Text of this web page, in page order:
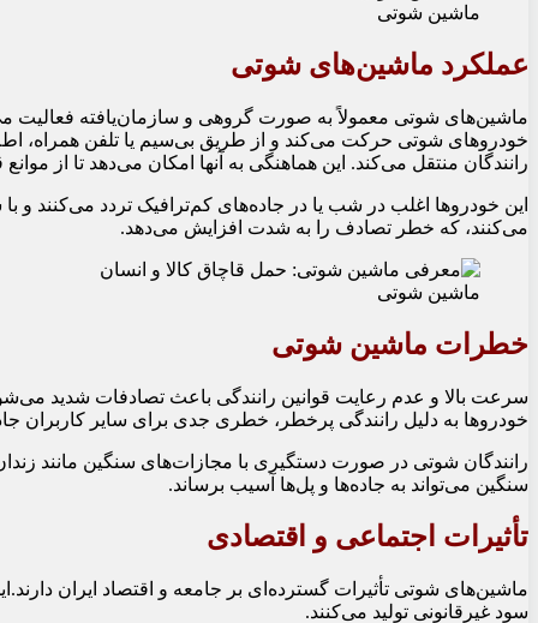
ماشین شوتی
عملکرد ماشین‌های شوتی
ماشین‌های شوتی معمولاً به صورت گروهی و سازمان‌یافته فعالیت
خودروهای شوتی حرکت می‌کند و از طریق بی‌سیم یا تلفن همراه،
رانندگان منتقل می‌کند. این هماهنگی به آنها امکان می‌دهد تا از موانع
می‌کنند، که خطر تصادف را به شدت افزایش می‌دهد.
ماشین شوتی
خطرات ماشین شوتی
سرعت بالا و عدم رعایت قوانین رانندگی باعث تصادفات شدید
خودروها به دلیل رانندگی پرخطر، خطری جدی برای سایر کاربران
رانندگان شوتی در صورت دستگیری با مجازات‌های سنگین مانند
سنگین می‌تواند به جاده‌ها و پل‌ها آسیب برساند.
تأثیرات اجتماعی و اقتصادی
ماشین‌های شوتی تأثیرات گسترده‌ای بر جامعه و اقتصاد ایران
سود غیرقانونی تولید می‌کنند.